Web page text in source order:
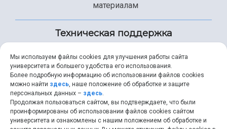
материалам
Техническая поддержка
+7 (846) 267-49-99
help@ssau.ru
Мы используем файлы cookies для улучшения работы сайта
университета и большего удобства его использования.
Более подробную информацию об использовании файлов cookies
можно найти здесь, наше положение об обработке и защите
персональных данных – здесь.
Продолжая пользоваться сайтом, вы подтверждаете, что были
проинформированы об использовании файлов cookies сайтом
университета и ознакомлены с нашим положением об обработке и